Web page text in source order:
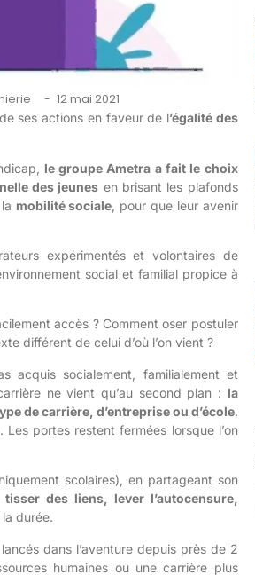
- 12 mai 2021
ses actions en faveur de l’égalité des
le groupe Ametra a fait le choix
des jeunes en brisant les plafonds
mobilité sociale , pour que leur avenir
expérimentés et volontaires de
social et familial propice à
accès ? Comment oser postuler
différent de celui d’où l’on vient ?
acquis socialement, familialement et
ne vient qu’au second plan : la
de carrière, d’entreprise ou d’école.
Les portes restent fermées lorsque l’on
scolaires), en partageant son
tisserdes liens, lever l’autocensure,
durée.
dans l’aventure depuis près de 2
humaines ou une carrière plus